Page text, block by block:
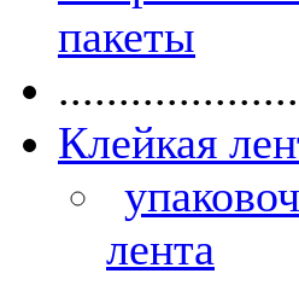
пакеты
Клейкая
лента